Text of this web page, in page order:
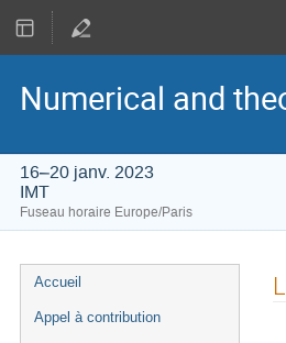
Numerical and
16–20 janv. 2023
IMT
Fuseau horaire Europe/Paris
Menu
de
Accueil
Appel à contribution